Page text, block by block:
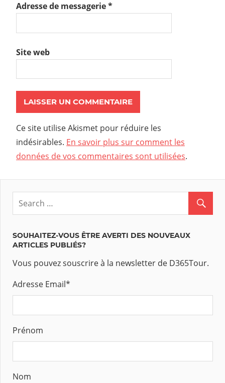
Adresse de messagerie*
Site web
Ce site utilise Akismet pour réduire les
indésirables. En savoir plus sur comment les
données de vos commentaires sont utilisées.
SOUHAITEZ-VOUS ÊTRE AVERTI DES NOUVEAUX
ARTICLES PUBLIÉS?
Vous pouvez souscrire à la newsletter de D365Tour.
Adresse Email*
Prénom
Nom